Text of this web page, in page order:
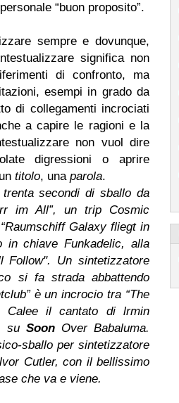
“buon proposito”.
sempre e dovunque,
significa non
di confronto, ma
esempi in grado da
di collegamenti incrociati
a capire le ragioni e la
non vuol dire
digressioni o aprire
titolo, una parola.
secondi di sballo da
im All”, un trip Cosmic
Galaxy fliegt in
in chiave Funkadelic, alla
Follow". Un sintetizzatore
si fa strada abbattendo
èun incrocio tra “The
Calee il cantato di lrmin
suSoon Over Babaluma.
sballo per sintetizzatore
Cutler, con il bellissimo
che va e viene.